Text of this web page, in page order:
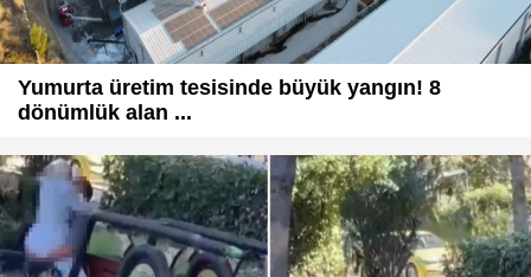
Yumurta üretim tesisinde büyük yangın! 8
dönümlük alan ...